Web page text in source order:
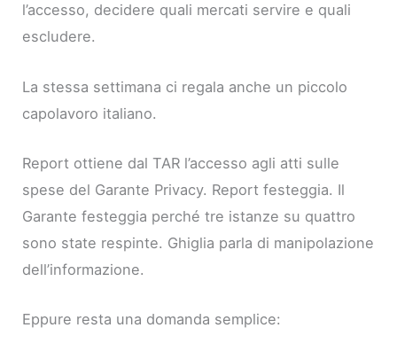
l’accesso, decidere quali mercati servire e quali
escludere.
La stessa settimana ci regala anche un piccolo
capolavoro italiano.
Report ottiene dal TAR l’accesso agli atti sulle
spese del Garante Privacy. Report festeggia. Il
Garante festeggia perché tre istanze su quattro
sono state respinte. Ghiglia parla di manipolazione
dell’informazione.
Eppure resta una domanda semplice: